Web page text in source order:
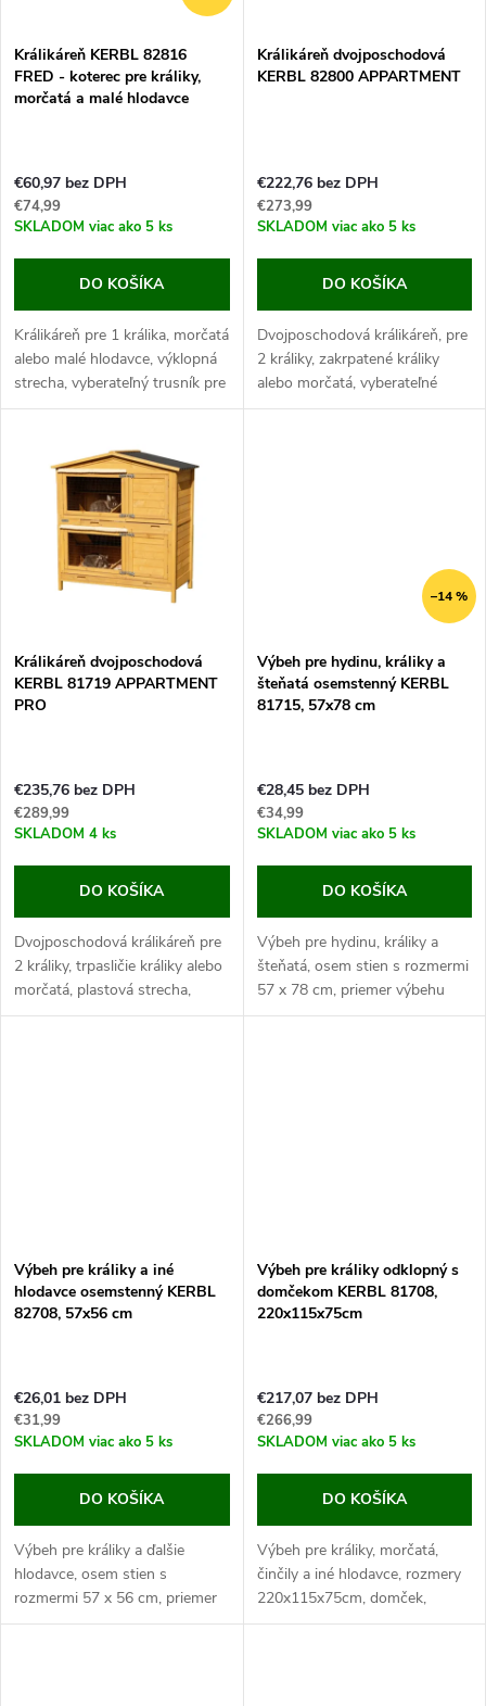
e
r
o
u
k
s
p
o
d
u
k
t
Králikáreň KERBL 82816
FRED - koterec pre králiky,
morčatá a malé hlodavce
€60,97 bez DPH
€74,99
SKLADOM viac ako 5 ks
DO KOŠÍKA
Králikáreň pre 1 králika, morčatá
alebo malé hlodavce, výklopná
strecha, vyberateľný trusník pre
ľahké čistenie, 100 x 45 x 62
ubytovať svojho...
Králikáreň dvojposchodová
KERBL 82800 APPARTMENT
€222,76 bez DPH
€273,99
SKLADOM viac ako 5 ks
DO KOŠÍKA
Dvojposchodová králikáreň, pre
2 králiky, zakrpatené králiky
alebo morčatá, vyberateľné
trusníky pre ľahké čistenie, 118
Králikáreň dvojposchodová
KERBL 81719 APPARTMENT
PRO
€235,76 bez DPH
€289,99
SKLADOM 4 ks
DO KOŠÍKA
Dvojposchodová králikáreň pre
2 králiky, trpasličie králiky alebo
morčatá, plastová strecha,
vyberateľné trusníky,
–14 %
Výbeh pre hydinu, králiky a
šteňatá osemstenný KERBL
81715, 57x78 cm
€28,45 bez DPH
€34,99
SKLADOM viac ako 5 ks
DO KOŠÍKA
Výbeh pre hydinu, králiky a
šteňatá, osem stien s rozmermi
57 x 78 cm, priemer výbehu
143 cm, ľahká montáž, odolný
Výbeh pre králiky a iné
hlodavce osemstenný KERBL
82708, 57x56 cm
€26,01 bez DPH
€31,99
SKLADOM viac ako 5 ks
DO KOŠÍKA
Výbeh pre králiky a ďalšie
hlodavce, osem stien s
rozmermi 57 x 56 cm, priemer
výbehu 143 cm, jednoduchá
Výbeh pre králiky odklopný s
domčekom KERBL 81708,
220x115x75cm
€217,07 bez DPH
€266,99
SKLADOM viac ako 5 ks
DO KOŠÍKA
Výbeh pre králiky, morčatá,
činčily a iné hlodavce, rozmery
220x115x75cm, domček,
odpočinková plošina, odklopná